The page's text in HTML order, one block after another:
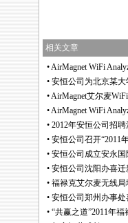
相关文章
•AirMagnet WiFi
• 安恒公司为北京某
•AirMagnet艾尔麦
•AirMagnet WiFi
• 2012年安恒公司招
• 安恒公司召开“2011
• 安恒公司成立安永
• 安恒公司沈阳办喜迁
• 福禄克艾尔麦无线局
• 安恒公司郑州办事
• “共赢之道”2011年